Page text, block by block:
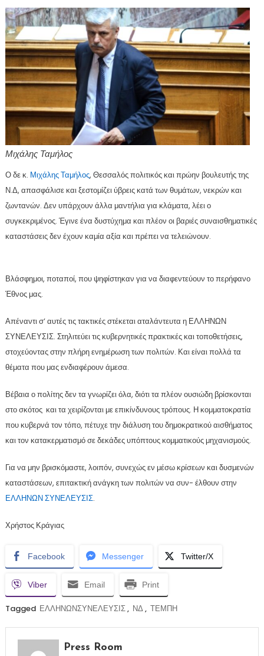
Μιχάλης Ταμήλος
Ο δε κ. Μιχάλης Ταμήλος, Θεσσαλός πολιτικός και πρώην βουλευτής της
Ν.Δ, απασφάλισε και ξεστομίζει ύβρεις κατά των θυμάτων, νεκρών και
ζωντανών. Δεν υπάρχουν άλλα μαντήλια για κλάματα, λέει ο
συγκεκριμένος. Έγινε ένα δυστύχημα και πλέον οι βαριές συναισθηματικές
καταστάσεις δεν έχουν καμία αξία και πρέπει να τελειώνουν.
Βλάσφημοι, ποταποί, που ψηφίστηκαν για να διαφεντεύουν το περήφανο
Έθνος μας.
Απέναντι σ’ αυτές τις τακτικές στέκεται αταλάντευτα η ΕΛΛΗΝΩΝ
ΣΥΝΕΛΕΥΣΙΣ. Στηλιτεύει τις κυβερνητικές πρακτικές και τοποθετήσεις,
στοχεύοντας στην πλήρη ενημέρωση των πολιτών. Και είναι πολλά τα
θέματα που μας ενδιαφέρουν άμεσα.
Βέβαια ο πολίτης δεν τα γνωρίζει όλα, διότι τα πλέον ουσιώδη βρίσκονται
στο σκότος και τα χειρίζονται με επικίνδυνους τρόπους. Η κομματοκρατία
που κυβερνά τον τόπο, πέτυχε την διάλυση του δημοκρατικού αισθήματος
και τον κατακερματισμό σε δεκάδες υπόπτους κομματικούς μηχανισμούς.
Για να μην βρισκόμαστε, λοιπόν, συνεχώς εν μέσω κρίσεων και δυσμενών
καταστάσεων, επιτακτική ανάγκη των πολιτών να συν- έλθουν στην
ΕΛΛΗΝΩΝ ΣΥΝΕΛΕΥΣΙΣ.
Χρήστος Κράγιας
Facebook Messenger Twitter/X
Viber Email Print
Tagged ΕΛΛΗΝΩΝΣΥΝΕΛΕΥΣΙΣ, ΝΔ, ΤΕΜΠΗ
Press Room